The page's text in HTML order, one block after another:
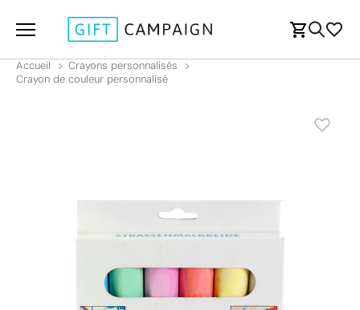
Accueil
Crayons personnalisés
Crayon de couleur personnalisé